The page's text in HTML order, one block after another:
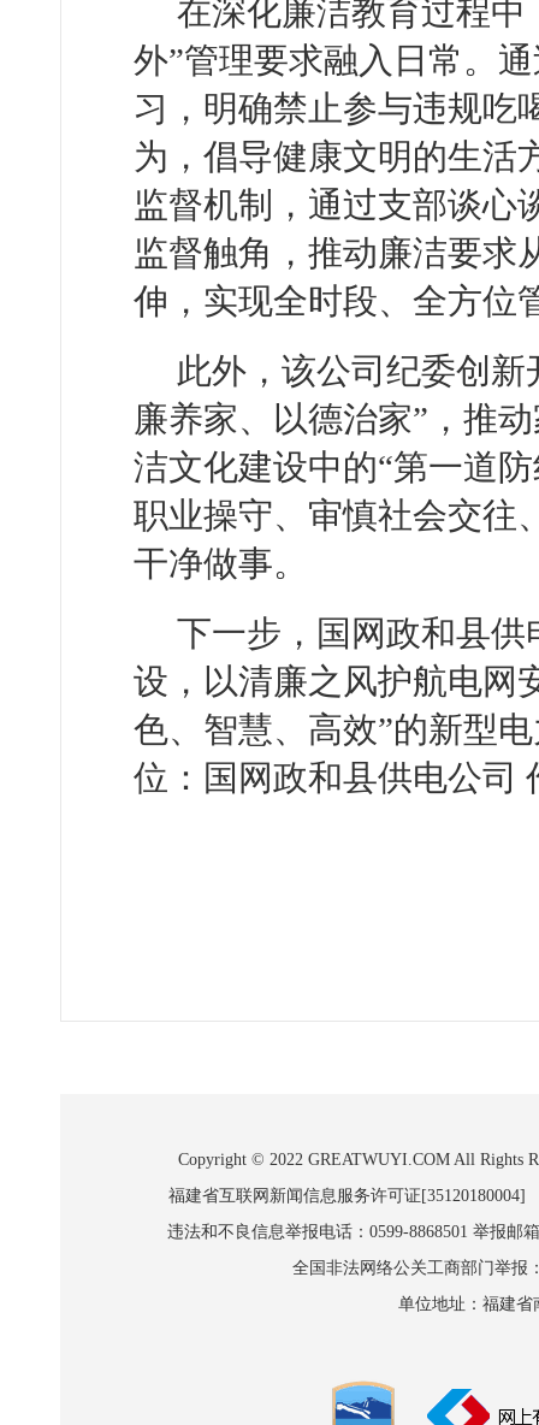
在深化廉洁教育过程
外”管理要求融入日常。
习，明确禁止参与违规吃
为，倡导健康文明的生活
监督机制，通过支部谈心
监督触角，推动廉洁要求
伸，实现全时段、全方位
此外，该公司纪委创新
廉养家、以德治家”，推
洁文化建设中的“第一道
职业操守、审慎社会交往
干净做事。
下一步，国网政和县
设，以清廉之风护航电网
色、智慧、高效”的新型
位：国网政和县供电公司
Copyright © 2022 GREATWUYI.COM All Rights
福建省互联网新闻信息服务许可证
违法和不良信息举报电话：0599-8868501 举报邮
全国非法网络公关工商部门举报
单位地址：福建省